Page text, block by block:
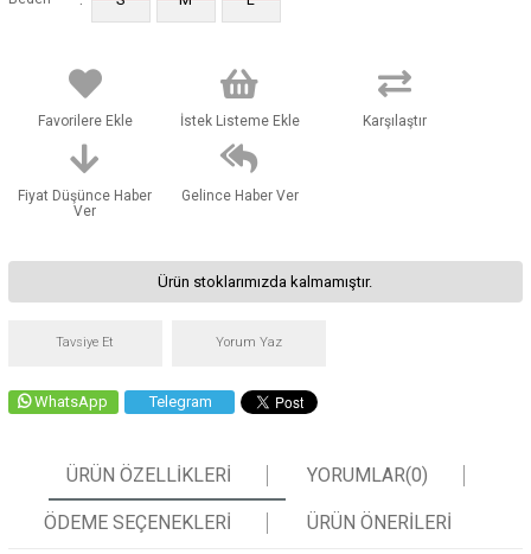
Favorilere Ekle İstek Listeme Ekle Karşılaştır
Fiyat Düşünce Haber
Ver
Gelince Haber Ver
Ürün stoklarımızda kalmamıştır.
Tavsiye Et Yorum Yaz
WhatsApp Telegram
ÜRÜN ÖZELLIKLERI YORUMLAR(0)
ÖDEME SEÇENEKLERI ÜRÜN ÖNERILERI